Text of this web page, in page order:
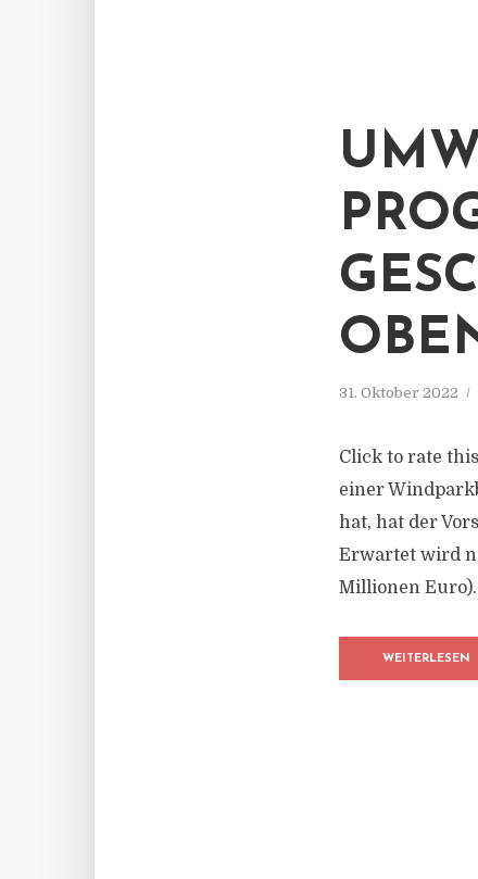
31. Oktober 2022
Click to rate
einer
hat, hat der
Erwartet wird
Millionen
WEITERLESEN